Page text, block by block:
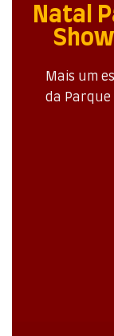
Natal
Mais um
da Parque